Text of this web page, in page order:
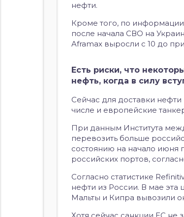
нефти.
Кроме того, по
после начала СВО на
Aframax выросли с 10 до
Есть риски, что
нефть, когда в силу
Сейчас для доставки
числе и европейские
При данным Института
перевозить больше
состоянию на начало июня
российских портов,
Согласно статистике
нефти из России. В мае
Мальты и Кипра вывозили